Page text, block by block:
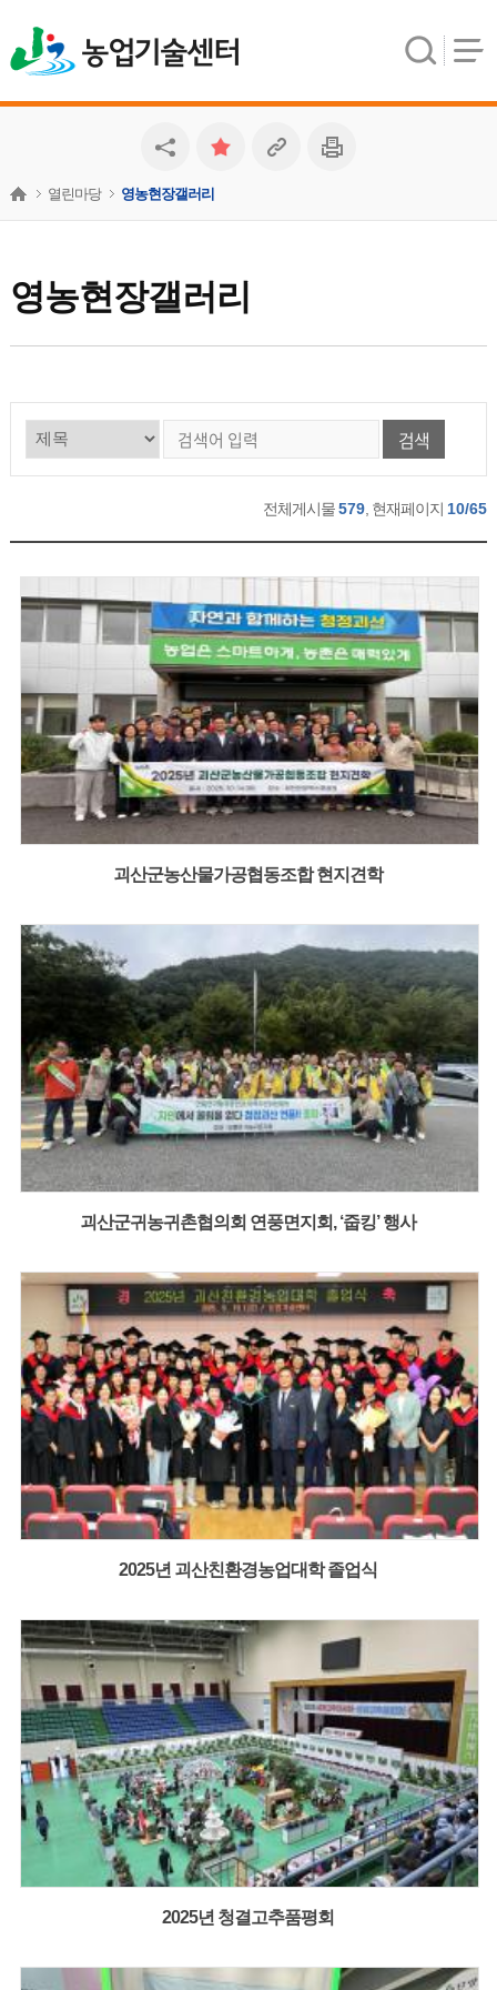
농업기술센터
영농현장갤러리
열린마당 영농현장갤러리
검색
전체게시물579 , 현재페이지 10/65
괴산군농산물가공협동조합 현지견학
괴산군귀농귀촌협의회 연풍면지회, ‘줍킹’ 행사
2025년 괴산친환경농업대학 졸업식
2025년 청결고추품평회